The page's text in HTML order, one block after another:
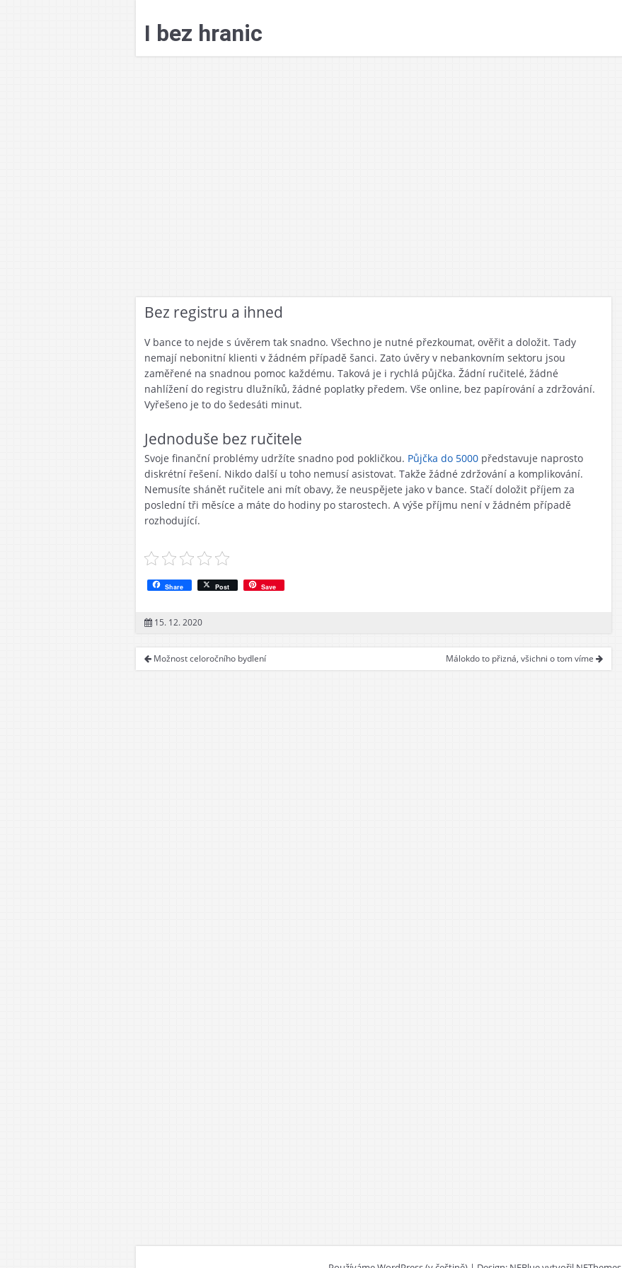
obsahu
webu
I bez hranic
Bez registru a ihned
V bance to nejde s úvěrem tak snadno. Všechno je nutné přezkoumat, ověřit a doložit. Tady
nemají nebonitní klienti v žádném případě šanci. Zato úvěry v nebankovním sektoru jsou
zaměřené na snadnou pomoc každému. Taková je i rychlá půjčka. Žádní ručitelé, žádné
nahlížení do registru dlužníků, žádné poplatky předem. Vše online, bez papírování a zdržování.
Vyřešeno je to do šedesáti minut.
Jednoduše bez ručitele
Svoje finanční problémy udržíte snadno pod pokličkou. Půjčka do 5000 představuje naprosto
diskrétní řešení. Nikdo další u toho nemusí asistovat. Takže žádné zdržování a komplikování.
Nemusíte shánět ručitele ani mít obavy, že neuspějete jako v bance. Stačí doložit příjem za
poslední tři měsíce a máte do hodiny po starostech. A výše příjmu není v žádném případě
rozhodující.
Share Post Save
15. 12. 2020
Možnost celoročního bydlení Málokdo to přizná, všichni o tom víme